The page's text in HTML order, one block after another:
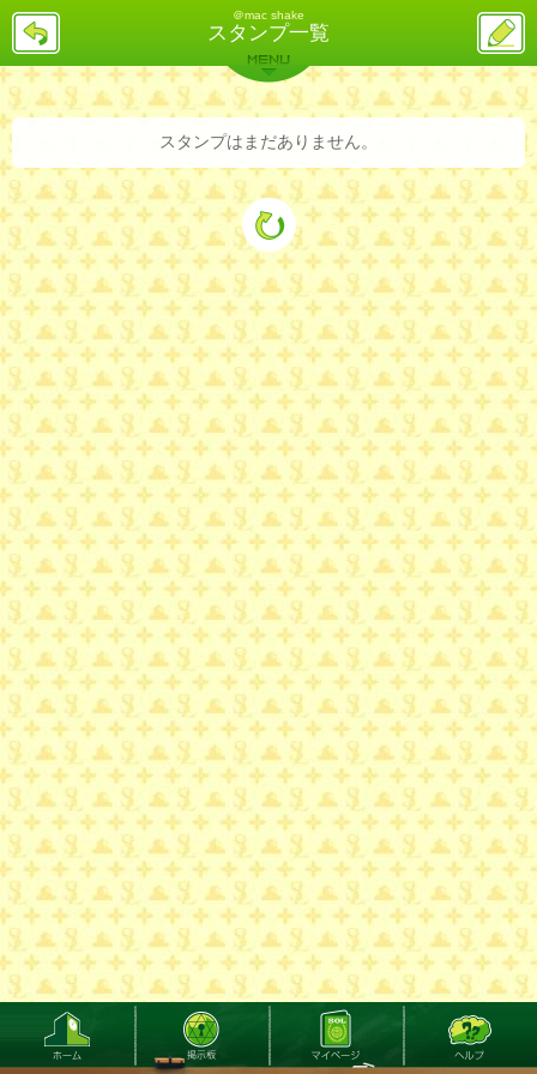
＠mac shake
スタンプ一覧
戻
ス
投
稿
バックナンバー 詳細検索 ランキング
MENU
スタンプはまだありません。